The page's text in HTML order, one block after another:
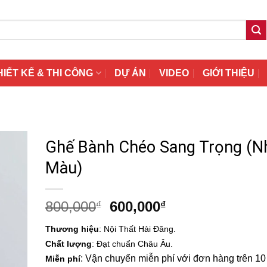
KẾ & THI CÔNG DỰ ÁN VIDEO GIỚI THIỆU
Ghế Bành Chéo Sang Trọng
Màu)
800,000₫
Giá
là:
800,000₫.
600,000₫Giá
tại
là:
600,000₫.
Thương hiệu: Nội Thất Hải Đăng.
Chất lượng: Đạt chuẩn Châu Âu.
Miễn phí: Vận chuyển miễn phí với đơn hàng trên 10